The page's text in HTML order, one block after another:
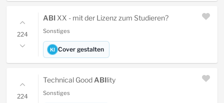
224
ABIXX - mit der Lizenz zum Studieren?
Sonstiges
KI Cover gestalten
224
Technical Good ABIlity
Sonstiges